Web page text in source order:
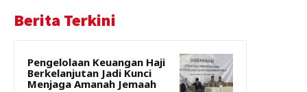
Berita Terkini
Pengelolaan Keuangan Haji
Berkelanjutan Jadi Kunci
Menjaga Amanah Jemaah